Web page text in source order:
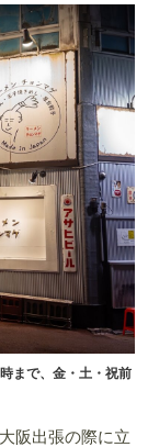
まで、金・土・祝前
阪出張の際に立